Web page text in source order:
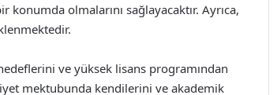
olmalarını sağlayacaktır. Ayrıca,
ve yüksek lisans programından
mektubunda kendilerini ve akademik